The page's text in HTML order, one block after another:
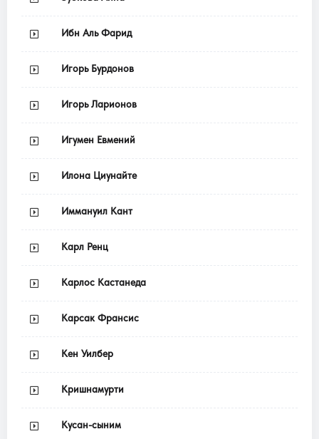
Ибн Аль Фарид
Игорь Бурдонов
Игорь Ларионов
Игумен Евмений
Илона Циунайте
Иммануил Кант
Карл Ренц
Карлос Кастанеда
Карсак Франсис
Кен Уилбер
Кришнамурти
Кусан-сыним